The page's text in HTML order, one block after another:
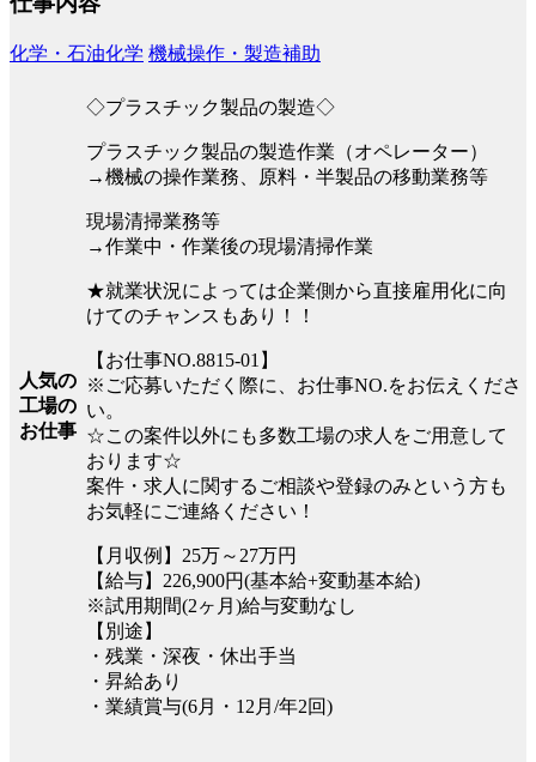
化学・石油化学 機械操作・製造補助
人気の
工場の
お仕事
◇プラスチック製品の製造◇
プラスチック製品の製造作業（オペレーター）
→機械の操作業務、原料・半製品の移動業務等
現場清掃業務等
→作業中・作業後の現場清掃作業
★就業状況によっては企業側から直接雇用化に向
けてのチャンスもあり！！
【お仕事NO.8815-01】
※ご応募いただく際に、お仕事NO.をお伝えくださ
い。
☆この案件以外にも多数工場の求人をご用意して
おります☆
案件・求人に関するご相談や登録のみという方も
お気軽にご連絡ください！
【月収例】25万～27万円
【給与】226,900円(基本給+変動基本給)
※試用期間(2ヶ月)給与変動なし
【別途】
・残業・深夜・休出手当
・昇給あり
・業績賞与(6月・12月/年2回)